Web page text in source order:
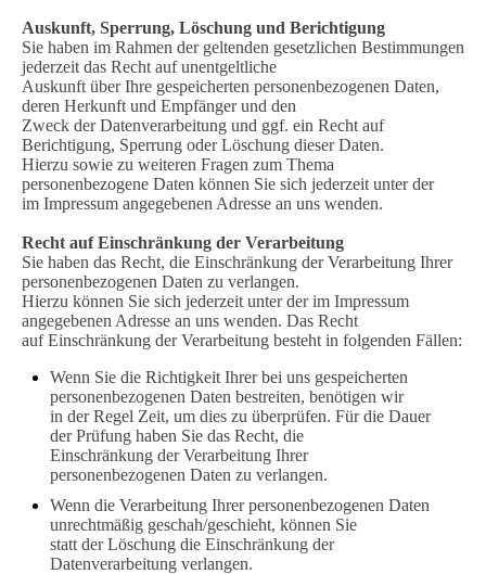
Auskunft, Sperrung, Löschung und Berichtigung
Sie haben im Rahmen der geltenden gesetzlichen Bestimmungen
jederzeit das Recht auf unentgeltliche
Auskunft über Ihre gespeicherten personenbezogenen Daten,
deren Herkunft und Empfänger und den
Zweck der Datenverarbeitung und ggf. ein Recht auf
Berichtigung, Sperrung oder Löschung dieser Daten.
Hierzu sowie zu weiteren Fragen zum Thema
personenbezogene Daten können Sie sich jederzeit unter der
im Impressum angegebenen Adresse an uns wenden.
Recht auf Einschränkung der Verarbeitung
Sie haben das Recht, die Einschränkung der Verarbeitung Ihrer
personenbezogenen Daten zu verlangen.
Hierzu können Sie sich jederzeit unter der im Impressum
angegebenen Adresse an uns wenden. Das Recht
auf Einschränkung der Verarbeitung besteht in folgenden Fällen:
Wenn Sie die Richtigkeit Ihrer bei uns gespeicherten
personenbezogenen Daten bestreiten, benötigen wir
in der Regel Zeit, um dies zu überprüfen. Für die Dauer
der Prüfung haben Sie das Recht, die
Einschränkung der Verarbeitung Ihrer
personenbezogenen Daten zu verlangen.
Wenn die Verarbeitung Ihrer personenbezogenen Daten
unrechtmäßig geschah/geschieht, können Sie
statt der Löschung die Einschränkung der
Datenverarbeitung verlangen.